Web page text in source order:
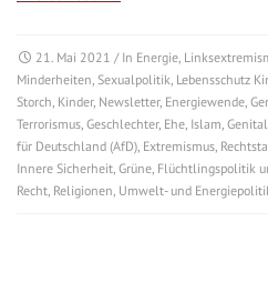
21. Mai 2021 / In Energie,
Minderheiten, Sexualpolitik, Lebensschutz
Storch, Kinder, Newsletter, Energiewende,
Terrorismus, Geschlechter, Ehe, Islam,
für Deutschland (AfD), Extremismus,
Innere Sicherheit, Grüne, Flüchtlingspolitik
Recht, Religionen, Umwelt- und